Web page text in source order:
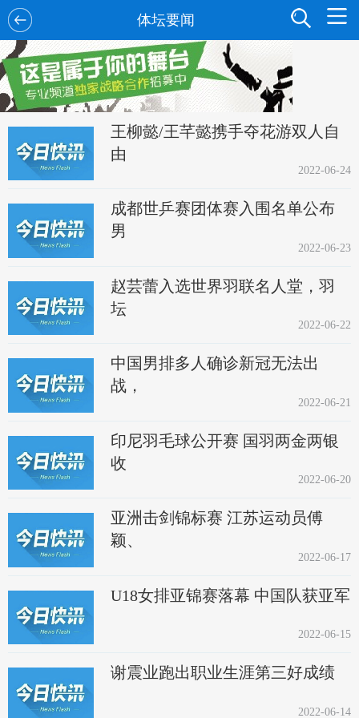
体坛要闻
王柳懿/王芊懿携手夺花游双人自
由
2022-06-24
成都世乒赛团体赛入围名单公布
男
2022-06-23
赵芸蕾入选世界羽联名人堂，羽
坛
2022-06-22
中国男排多人确诊新冠无法出
战，
2022-06-21
印尼羽毛球公开赛 国羽两金两银
收
2022-06-20
亚洲击剑锦标赛 江苏运动员傅
颖、
2022-06-17
U18女排亚锦赛落幕 中国队获亚军
2022-06-15
谢震业跑出职业生涯第三好成绩
2022-06-14